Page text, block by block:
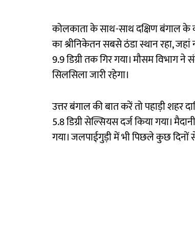
कोलकाता के साथ-साथ दक्षिण बंगाल के
का श्रीनिकेतन सबसे ठंडा स्थान रहा, जहां
9.9 डिग्री तक गिर गया। मौसम
सिलसिला जारी रहेगा।
उत्तर बंगाल की बात करें तो पहाड़ी शहर
5.8 डिग्री सेल्सियस दर्ज किया गया।
गया। जलपाईगुड़ी में भी पिछले कुछ दिनों